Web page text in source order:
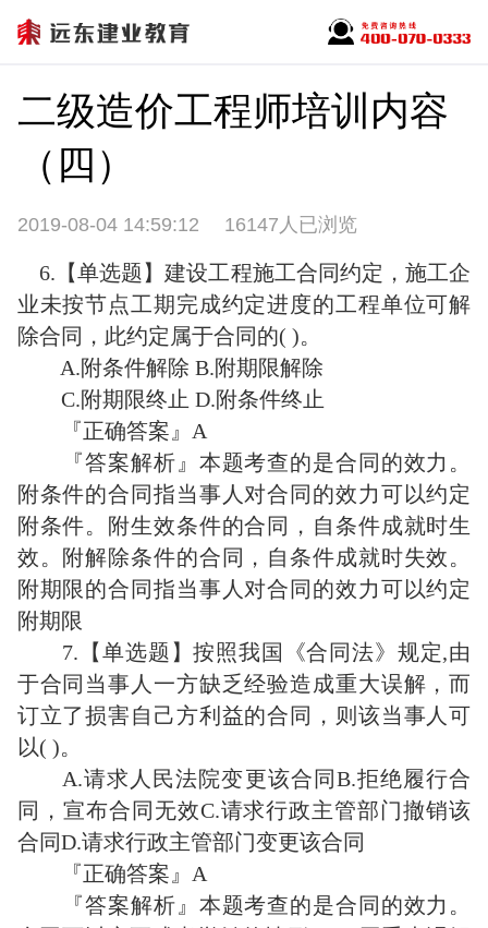
二级造价工程师培训内容
（四）
2019-08-04 14:59:12 16147人已浏览
6.【单选题】建设工程施工合同约定，施工企
业未按节点工期完成约定进度的工程单位可解
除合同，此约定属于合同的( )。
A.附条件解除 B.附期限解除
C.附期限终止 D.附条件终止
『正确答案』A
『答案解析』本题考查的是合同的效力。
附条件的合同指当事人对合同的效力可以约定
附条件。附生效条件的合同，自条件成就时生
效。附解除条件的合同，自条件成就时失效。
附期限的合同指当事人对合同的效力可以约定
附期限
7.【单选题】按照我国《合同法》规定,由
于合同当事人一方缺乏经验造成重大误解，而
订立了损害自己方利益的合同，则该当事人可
以( )。
A.请求人民法院变更该合同B.拒绝履行合
同，宣布合同无效C.请求行政主管部门撤销该
合同D.请求行政主管部门变更该合同
『正确答案』A
『答案解析』本题考查的是合同的效力。